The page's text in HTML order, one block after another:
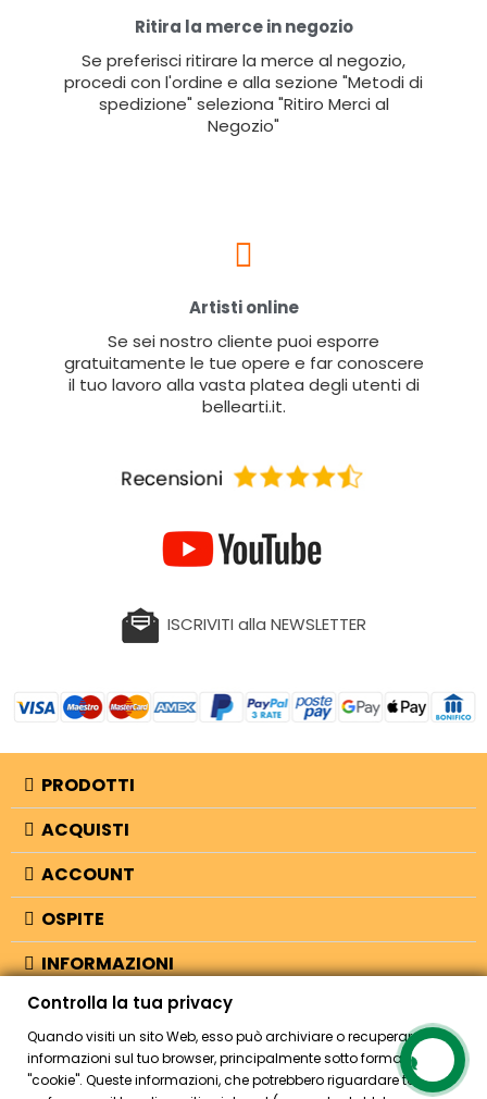
Ritira la merce in negozio
Se preferisci ritirare la merce al negozio,
procedi con l'ordine e alla sezione "Metodi di
spedizione" seleziona "Ritiro Merci al
Negozio"
Artisti online
Se sei nostro cliente puoi esporre
gratuitamente le tue opere e far conoscere
il tuo lavoro alla vasta platea degli utenti di
bellearti.it.
ISCRIVITI alla NEWSLETTER
PRODOTTI
ACQUISTI
ACCOUNT
OSPITE
INFORMAZIONI
NEGOZIO
Controlla la tua privacy
Quando visiti un sito Web, esso può archiviare o recuperare
informazioni sul tuo browser, principalmente sotto forma di
"cookie". Queste informazioni, che potrebbero riguardare te, le tue